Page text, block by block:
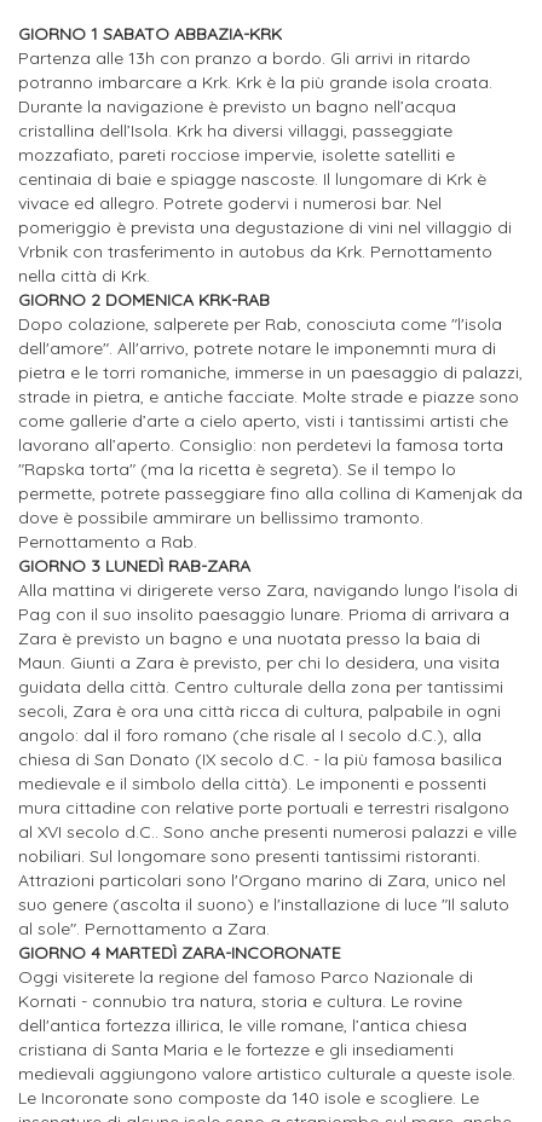
GIORNO 1 SABATO ABBAZIA-KRK
Partenza alle 13h con pranzo a bordo. Gli arrivi in ritardo
potranno imbarcare a Krk. Krk è la più grande isola croata.
Durante la navigazione è previsto un bagno nell’acqua
cristallina dell’Isola. Krk ha diversi villaggi, passeggiate
mozzafiato, pareti rocciose impervie, isolette satelliti e
centinaia di baie e spiagge nascoste. Il lungomare di Krk è
vivace ed allegro. Potrete godervi i numerosi bar. Nel
pomeriggio è prevista una degustazione di vini nel villaggio di
Vrbnik con trasferimento in autobus da Krk. Pernottamento
nella città di Krk.
GIORNO 2 DOMENICA KRK-RAB
Dopo colazione, salperete per Rab, conosciuta come "l'isola
dell'amore". All'arrivo, potrete notare le imponemnti mura di
pietra e le torri romaniche, immerse in un paesaggio di palazzi,
strade in pietra, e antiche facciate. Molte strade e piazze sono
come gallerie d’arte a cielo aperto, visti i tantissimi artisti che
lavorano all’aperto. Consiglio: non perdetevi la famosa torta
"Rapska torta" (ma la ricetta è segreta). Se il tempo lo
permette, potrete passeggiare fino alla collina di Kamenjak da
dove è possibile ammirare un bellissimo tramonto.
Pernottamento a Rab.
GIORNO 3 LUNEDÌ RAB-ZARA
Alla mattina vi dirigerete verso Zara, navigando lungo l'isola di
Pag con il suo insolito paesaggio lunare. Prioma di arrivara a
Zara è previsto un bagno e una nuotata presso la baia di
Maun. Giunti a Zara è previsto, per chi lo desidera, una visita
guidata della città. Centro culturale della zona per tantissimi
secoli, Zara è ora una città ricca di cultura, palpabile in ogni
angolo: dal il foro romano (che risale al I secolo d.C.), alla
chiesa di San Donato (IX secolo d.C. - la più famosa basilica
medievale e il simbolo della città). Le imponenti e possenti
mura cittadine con relative porte portuali e terrestri risalgono
al XVI secolo d.C.. Sono anche presenti numerosi palazzi e ville
nobiliari. Sul longomare sono presenti tantissimi ristoranti.
Attrazioni particolari sono l'Organo marino di Zara, unico nel
suo genere (ascolta il suono) e l'installazione di luce "Il saluto
al sole". Pernottamento a Zara.
GIORNO 4 MARTEDÌ ZARA-INCORONATE
Oggi visiterete la regione del famoso Parco Nazionale di
Kornati - connubio tra natura, storia e cultura. Le rovine
dell'antica fortezza illirica, le ville romane, l’antica chiesa
cristiana di Santa Maria e le fortezze e gli insediamenti
medievali aggiungono valore artistico culturale a queste isole.
Le Incoronate sono composte da 140 isole e scogliere. Le